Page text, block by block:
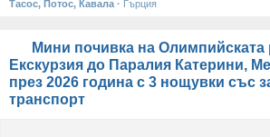
Тасос, Потос, Кавала · Гърция
Мини почивка на Олимпийската
Екскурзия до Паралия Катерини,
през 2026 година с 3 нощувки със
транспорт